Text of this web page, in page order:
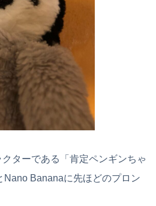
ターである「肯定ペンギンちゃ
Nano Bananaに先ほどのプロン